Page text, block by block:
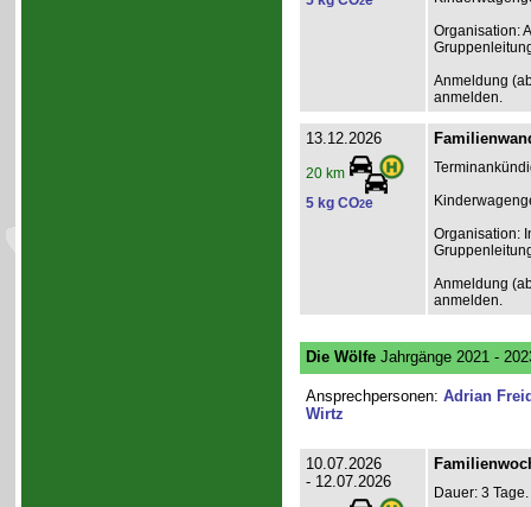
Organisation:
Anmeldung
anmelden.
13.12.2026
20 km
5 kg CO2e
Organisation:
Anmeldung
anmelden.
Die WölfeJahrgänge 2021 -
Ansprechpersonen: Adrian
Wirtz
10.07.2026
- 12.07.2026
Dauer: 3 Tage.